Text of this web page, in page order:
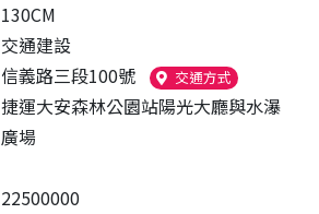
130CM
交通建設
信義路三段100號 交通方式（另開新視窗
捷運大安森林公園站陽光大廳與水瀑
廣場
22500000